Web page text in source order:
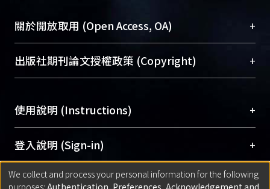
成果。
To permanently archive and promote researcher
profiles and scholarly works, Library integrates the
services of “NTU Repository” with “Academic
Sciences Library)
關於開放取用 (Open Access, OA) +
開放取用是從使用者角度提升資訊取用性的社會運
動，應用在學術研究上是透過將研究著作公開供使
用逐年攀升。同時可加速研究發展、提升研究影響
Archive）平台。 （點選深入了解OA）
出版社期刊論文授權政策 (Copyright) +
含部分內容的版權非匯入者所有，或由第三方贊
助與合作完成，請確認該版權所有者及第三方同
意提供此授權。
Please represent that the submission is your
original work, and that you have the right to
使用說明 (Instructions) +
網站簡介(Quickstart Guide)
使用手冊(Instruction Manual)
線上預約服務(Booking Service)
登入說明 (Sign-in) +
方案一：臺灣大學計算機中心帳號登入
匯入著作 (Submission) +
We collect and process your personal information for the following
purposes: Authentication, Preferences, Acknowledgement and